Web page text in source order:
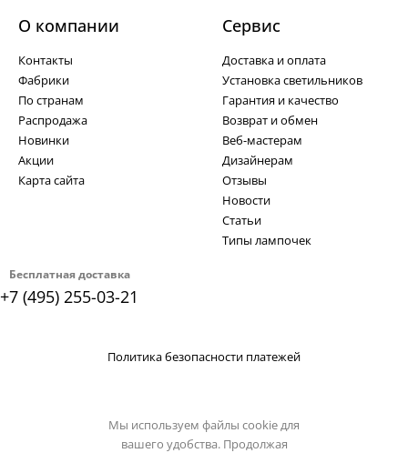
Бесплатная доставка
+7 (495) 255-03-21
О компании
Контакты
Фабрики
По странам
Распродажа
Новинки
Акции
Карта сайта
Cервис
Доставка и оплата
Установка светильников
Гарантия и качество
Возврат и обмен
Веб-мастерам
Дизайнерам
Отзывы
Новости
Статьи
Типы лампочек
Политика безопасности платежей
Мы используем файлы cookie для
вашего удобства. Продолжая